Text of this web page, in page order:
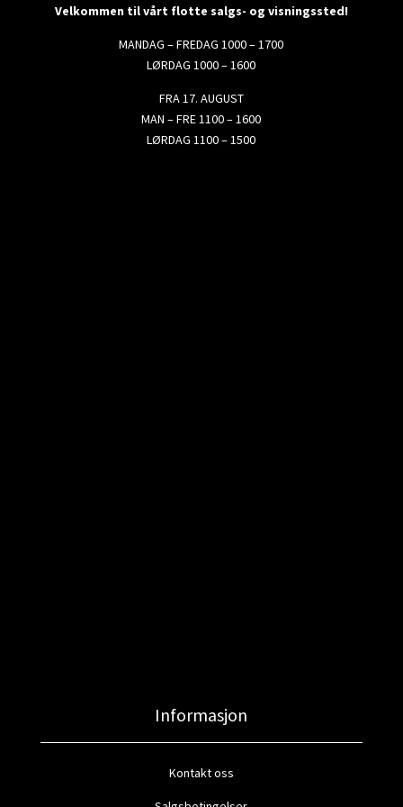
Velkommen til vårt flotte salgs- og visningssted!
MANDAG – FREDAG 1000 – 1700
LØRDAG 1000 – 1600
FRA 17. AUGUST
MAN – FRE 1100 – 1600
LØRDAG 1100 – 1500
Informasjon
Kontakt oss